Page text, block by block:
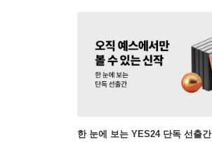
한 눈에 보는 YES24 단독 선출간